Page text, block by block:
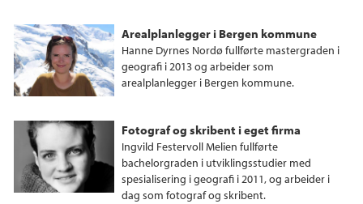
Arealplanlegger i Bergen kommune
Hanne Dyrnes Nordø fullførte mastergraden i
geografi i 2013 og arbeider som
arealplanlegger i Bergen kommune.
Fotograf og skribent i eget firma
Ingvild Festervoll Melien fullførte
bachelorgraden i utviklingsstudier med
spesialisering i geografi i 2011, og arbeider i
dag som fotograf og skribent.